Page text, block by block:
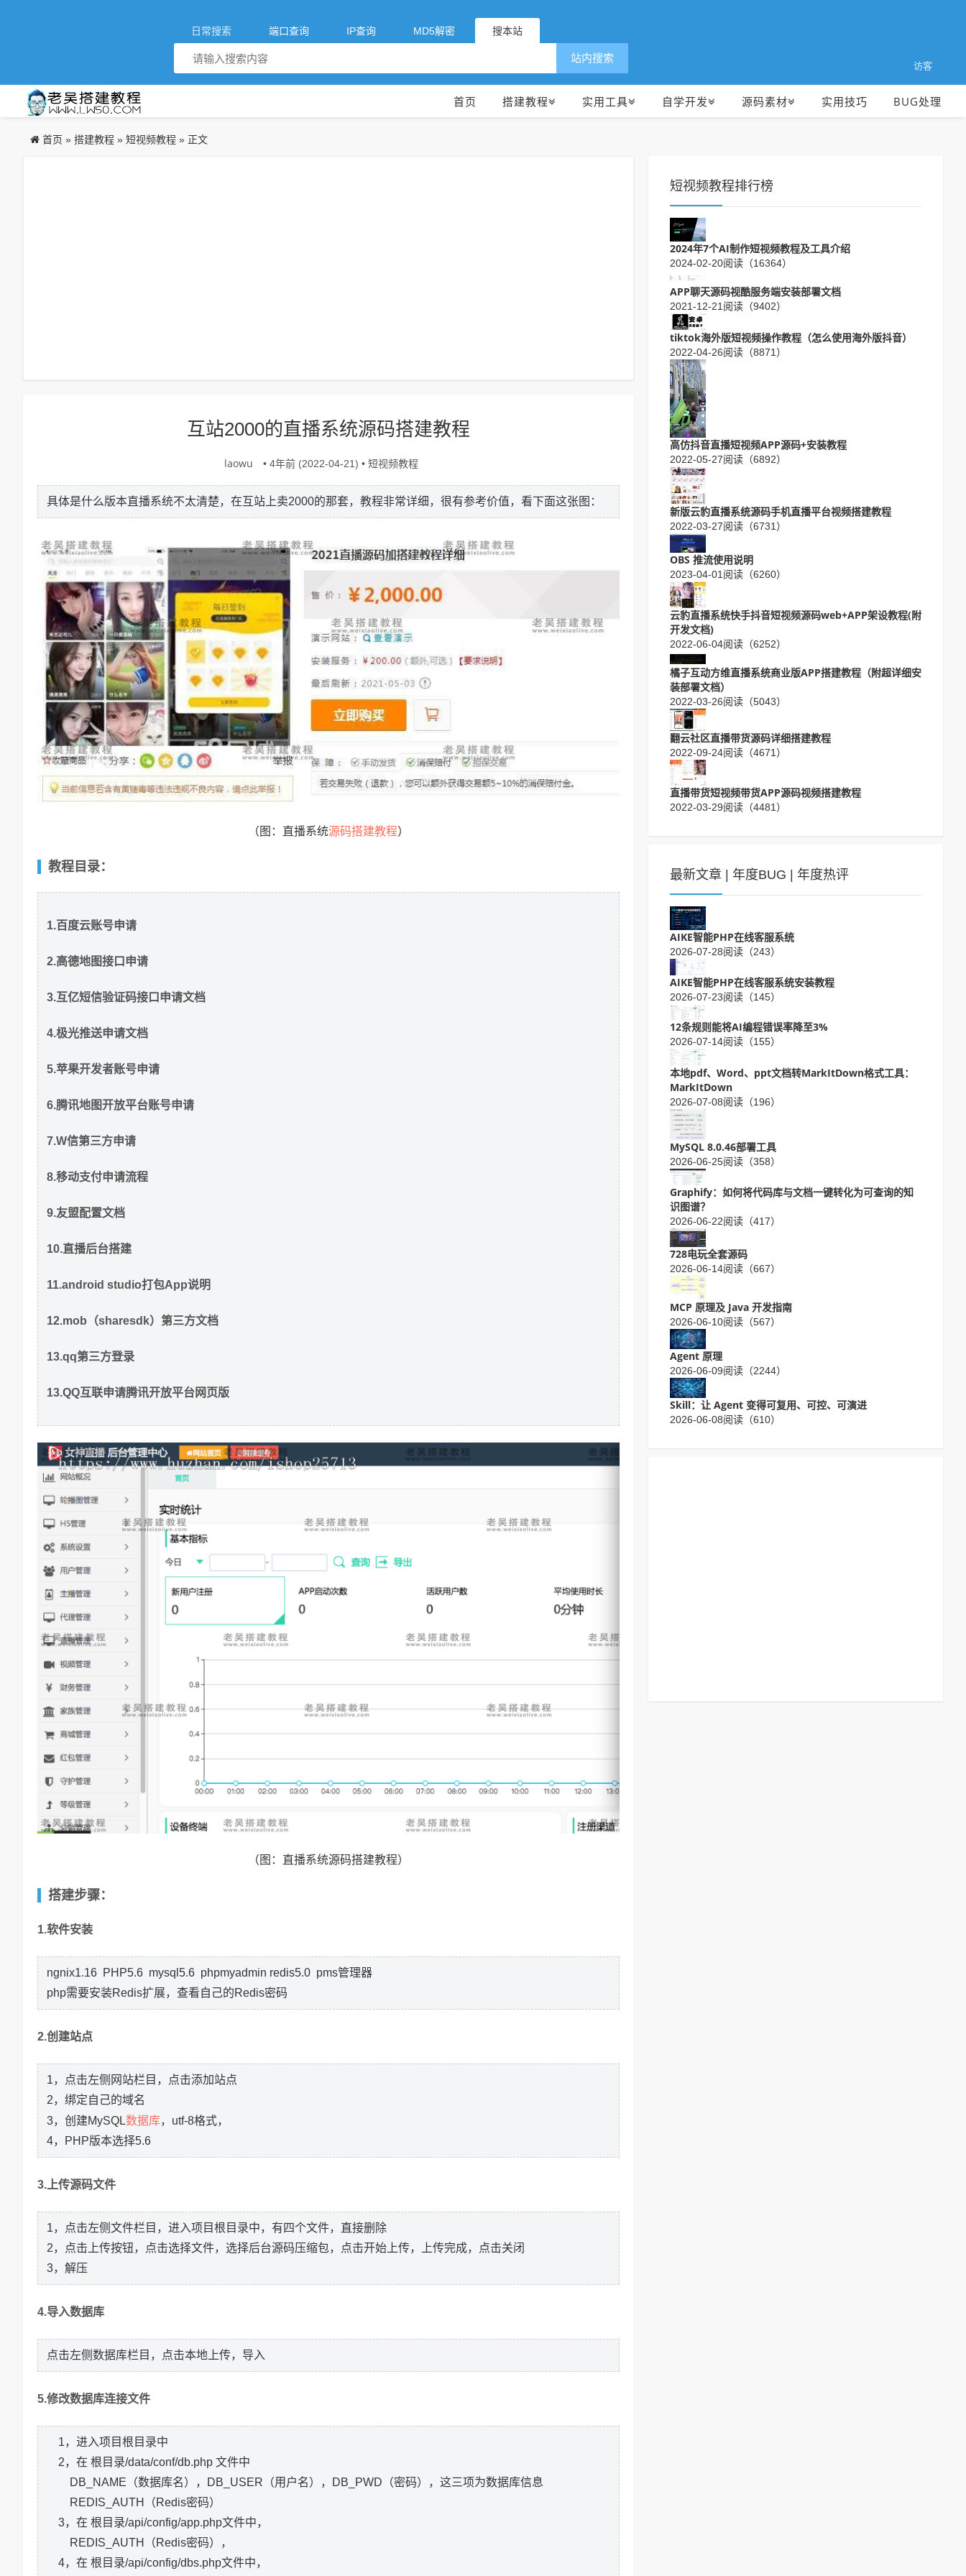
日常搜索 端口查询 IP查询 MD5解密 搜本站
访客
站内搜索
首页 搭建教程 实用工具 自学开发 源码素材 实用技巧 BUG处理
首页 » 搭建教程 » 短视频教程 » 正文
互站2000的直播系统源码搭建教程
laowu • 4年前 (2022-04-21) • 短视频教程
具体是什么版本直播系统不太清楚，在互站上卖2000的那套，教程非常详细，很有参考价值，看下面这张图：
（图：直播系统源码搭建教程）
教程目录：
1.百度云账号申请
2.高德地图接口申请
3.互亿短信验证码接口申请文档
4.极光推送申请文档
5.苹果开发者账号申请
6.腾讯地图开放平台账号申请
7.W信第三方申请
8.移动支付申请流程
9.友盟配置文档
10.直播后台搭建
11.android studio打包App说明
12.mob（sharesdk）第三方文档
13.qq第三方登录
13.QQ互联申请腾讯开放平台网页版
（图：直播系统源码搭建教程）
搭建步骤：
1.软件安装
ngnix1.16 PHP5.6 mysql5.6 phpmyadmin redis5.0 pms管理器
php需要安装Redis扩展，查看自己的Redis密码
2.创建站点
1，点击左侧网站栏目，点击添加站点
2，绑定自己的域名
3，创建MySQL数据库，utf-8格式，
4，PHP版本选择5.6
3.上传源码文件
1，点击左侧文件栏目，进入项目根目录中，有四个文件，直接删除
2，点击上传按钮，点击选择文件，选择后台源码压缩包，点击开始上传，上传完成，点击关闭
3，解压
4.导入数据库
点击左侧数据库栏目，点击本地上传，导入
5.修改数据库连接文件
1，进入项目根目录中
2，在 根目录/data/conf/db.php 文件中
DB_NAME（数据库名），DB_USER（用户名），DB_PWD（密码），这三项为数据库信息
REDIS_AUTH（Redis密码）
3，在 根目录/api/config/app.php文件中，
REDIS_AUTH（Redis密码），
4，在 根目录/api/config/dbs.php文件中，
短视频教程排行榜
2024年7个AI制作短视频教程及工具介绍
2024-02-20阅读（16364）
APP聊天源码视酷服务端安装部署文档
2021-12-21 阅读（9402）
tiktok海外版短视频操作教程（怎么使用海外版抖音）
2022-04-26阅读（8871）
高仿抖音直播短视频APP源码+安装教程
2022-05-27阅读（6892）
新版云豹直播系统源码手机直播平台视频搭建教程
2022-03-27阅读（6731）
OBS 推流使用说明
2023-04-01 阅读（6260）
云豹直播系统快手抖音短视频源码web+APP架设教程(附
开发文档)
2022-06-04阅读（6252）
橘子互动方维直播系统商业版APP搭建教程（附超详细安
装部署文档）
2022-03-26阅读（5043）
翻云社区直播带货源码详细搭建教程
2022-09-24阅读（4671）
直播带货短视频带货APP源码视频搭建教程
2022-03-29阅读（4481）
最新文章 年度BUG 年度热评
AIKE智能PHP在线客服系统
2026-07-28阅读（243）
AIKE智能PHP在线客服系统安装教程
2026-07-23阅读（145）
12条规则能将AI编程错误率降至3%
2026-07-14阅读（155）
本地pdf、Word、ppt文档转MarkItDown格式工具：
MarkItDown
2026-07-08阅读（196）
MySQL 8.0.46部署工具
2026-06-25阅读（358）
Graphify：如何将代码库与文档一键转化为可查询的知
识图谱？
2026-06-22阅读（417）
728电玩全套源码
2026-06-14阅读（667）
MCP 原理及 Java 开发指南
2026-06-10阅读（567）
Agent 原理
2026-06-09阅读（2244）
Skill：让 Agent 变得可复用、可控、可演进
2026-06-08阅读（610）